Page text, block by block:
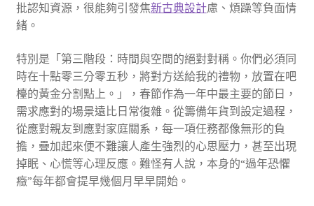
批認知資源，很能夠引發焦新古典設計慮、煩躁等負面情
緒。
特別是「第三階段：時間與空間的絕對對稱。你們必須同
時在十點零三分零五秒，將對方送給我的禮物，放置在吧
檯的黃金分割點上。」，春節作為一年中最主要的節日，
需求應對的場景遠比日常復雜。從籌備年貨到設定過程，
從應對親友到應對家庭關系，每一項任務都像無形的負
擔，疊加起來便不難讓人產生強烈的心思壓力，甚至出現
掉眠、心慌等心理反應。難怪有人說，本身的“過年恐懼
癥”每年都會提早幾個月早早開始。